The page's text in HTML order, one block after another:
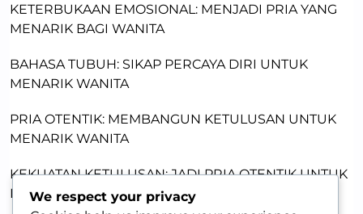
KETERBUKAAN EMOSIONAL: MENJADI PRIA YANG
MENARIK BAGI WANITA
BAHASA TUBUH: SIKAP PERCAYA DIRI UNTUK
MENARIK WANITA
PRIA OTENTIK: MEMBANGUN KETULUSAN UNTUK
MENARIK WANITA
KEKUATAN KETULUSAN: JADI PRIA OTENTIK UNTUK
DAYA TARIK
We respect your privacy